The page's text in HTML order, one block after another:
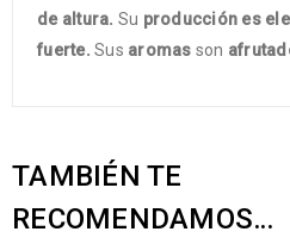
de altura. Su producción es
fuerte. Sus aromas son
TAMBIÉN TE
RECOMENDAMOS…